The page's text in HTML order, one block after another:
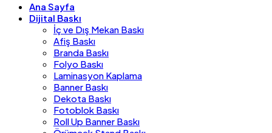
Ana Sayfa
Dijital Baskı
İç ve Dış Mekan Baskı
Afiş Baskı
Branda Baskı
Folyo Baskı
Laminasyon Kaplama
Banner Baskı
Dekota Baskı
Fotoblok Baskı
Roll Up Banner Baskı